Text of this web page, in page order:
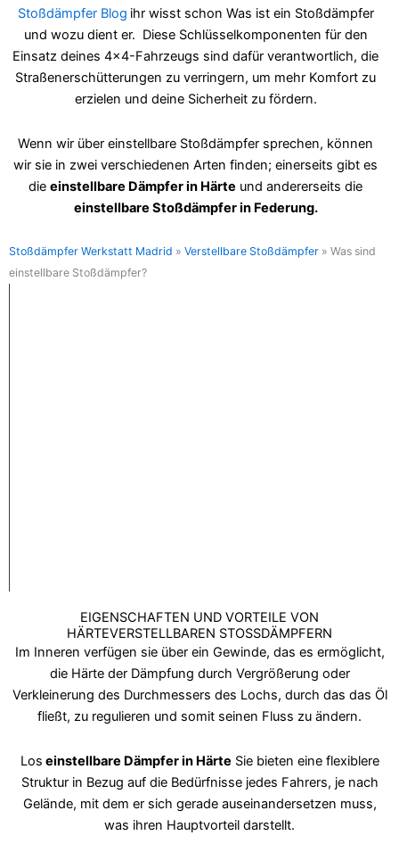
Stoßdämpfer Blog ihr wisst schon Was ist ein Stoßdämpfer
und wozu dient er. Diese Schlüsselkomponenten für den
Einsatz deines 4x4-Fahrzeugs sind dafür verantwortlich, die
Straßenerschütterungen zu verringern, um mehr Komfort zu
erzielen und deine Sicherheit zu fördern.
Wenn wir über einstellbare Stoßdämpfer sprechen, können
wir sie in zwei verschiedenen Arten finden; einerseits gibt es
dieeinstellbare Dämpfer in Härte und andererseits die
einstellbare Stoßdämpfer in Federung.
Stoßdämpfer Werkstatt Madrid » Verstellbare Stoßdämpfer » Was sind
einstellbare Stoßdämpfer?
EIGENSCHAFTEN UND VORTEILE VON
HÄRTEVERSTELLBAREN STOSSDÄMPFERN
Im Inneren verfügen sie über ein Gewinde, das es ermöglicht,
die Härte der Dämpfung durch Vergrößerung oder
Verkleinerung des Durchmessers des Lochs, durch das das Öl
fließt, zu regulieren und somit seinen Fluss zu ändern.
Los einstellbare Dämpfer in Härte Sie bieten eine flexiblere
Struktur in Bezug auf die Bedürfnisse jedes Fahrers, je nach
Gelände, mit dem er sich gerade auseinandersetzen muss,
was ihren Hauptvorteil darstellt.